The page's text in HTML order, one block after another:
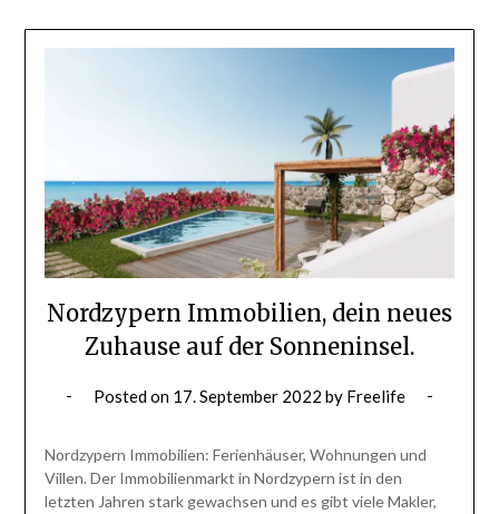
Nordzypern Immobilien, dein neues
Zuhause auf der Sonneninsel.
Posted on 17. September 2022 by Freelife
Nordzypern Immobilien: Ferienhäuser, Wohnungen und
Villen. Der Immobilienmarkt in Nordzypern ist in den
letzten Jahren stark gewachsen und es gibt viele Makler,